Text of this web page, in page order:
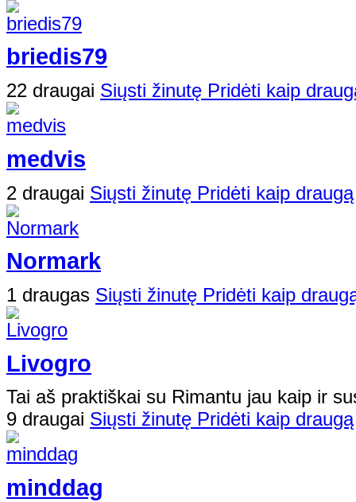
briedis79
22 draugai Siųsti žinutę Pridėti kaip
medvis
2 draugai Siųsti žinutę Pridėti kaip draugą
Normark
1 draugas Siųsti žinutę Pridėti kaip
Livogro
Tai aš praktiškai su Rimantu jau kaip ir
9 draugai Siųsti žinutę Pridėti kaip draugą
minddag